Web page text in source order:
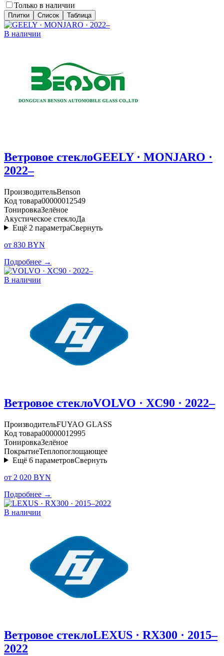
Только в наличии
Плитки Список Таблица
В наличии
Ветровое стеклоGEELY · MONJARO ·
2022–
ПроизводительBenson
Код товара00000012549
ТонировкаЗелёное
Акустическое стеклоДа
Ещё 2 параметраСвернуть
от 830 BYN
Подробнее →
В наличии
Ветровое стеклоVOLVO · XC90 · 2022–
ПроизводительFUYAO GLASS
Код товара00000012995
ТонировкаЗелёное
ПокрытиеТеплопоглощающее
Ещё 6 параметровСвернуть
от 2 020 BYN
Подробнее →
В наличии
Ветровое стеклоLEXUS · RX300 · 2015–
2022